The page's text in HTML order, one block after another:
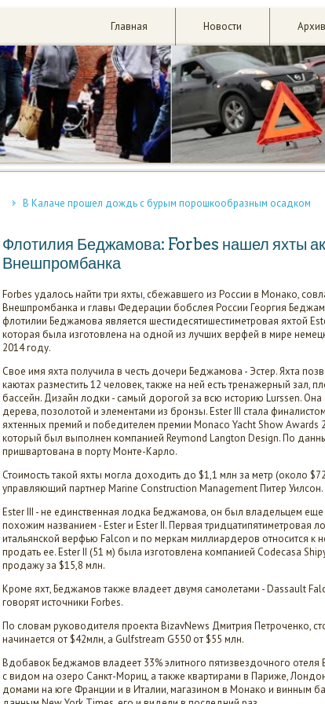
Главная Новости Архив
В Калаче прошел дождь с бурым порошкообразным осадком
Флотилия Беджамова: Forbes нашел яхты
Внешпромбанка
Forbes удалось найти три яхты, сбежавшего из России в Монако,
Внешпромбанка и главы Федерации бобслея России Георгия
флотилии Беджамова является шестидесятишестиметровая яхтой
которая была изготовлена на одной из лучших верфей в мире
2014 году.
Свое имя яхта получила в честь дочери Беджамова - Эстер. Яхта
каютах разместить 12 человек, также на ней есть тренажерный зал,
бассейн. Дизайн лодки - самый дорогой за всю историю Lurssen.
дерева, позолотой и элементами из бронзы. Ester III стала
яхтенных премий и победителем премии Monaco Yacht Show Awards
который был выполнен компанией Reymond Langton Design. По
пришвартована в порту Монте-Карло.
Стоимость такой яхты могла доходить до $1,1 млн за метр (около
управляющий партнер Marine Construction Management Питер Уилсон.
Ester III - не единственная лодка Беджамова, он был владельцем
похожим названием - Ester и Ester II. Первая тридцатипятиметровая
итальянской верфью Falcon и по меркам миллиардеров относится к
продать ее. Ester II (51 м) была изготовлена компанией Codecasa
продажу за $15,8 млн.
Кроме яхт, Беджамов также владеет двумя самолетами - Dassault
говорят источники Forbes.
По словам руководителя проекта BizavNews Дмитрия Петроченко,
начинается от $42млн, а Gulfstream G550 от $55 млн.
Вдобавок Беджамов владеет 33% элитного пятизвездочного
с видом на озеро Санкт-Мориц, а также квартирами в Париже,
домами на юге Франции и в Италии, магазином в Монако и винным